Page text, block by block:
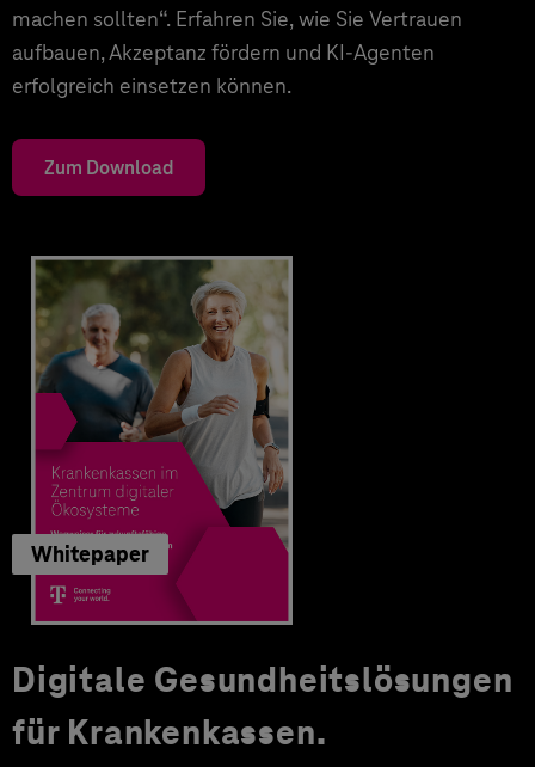
machen sollten“. Erfahren Sie, wie Sie Vertrauen
aufbauen, Akzeptanz fördern und KI-Agenten
erfolgreich einsetzen können.
Zum Download
Whitepaper
Digitale Gesundheitslösungen
für Krankenkassen.